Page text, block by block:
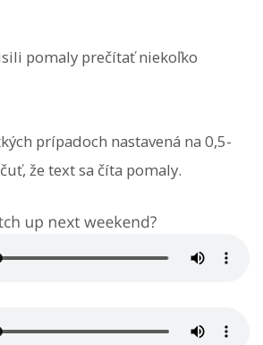
pomaly prečítať niekoľko
prípadoch nastavená na 0,5-
že text sa číta pomaly.